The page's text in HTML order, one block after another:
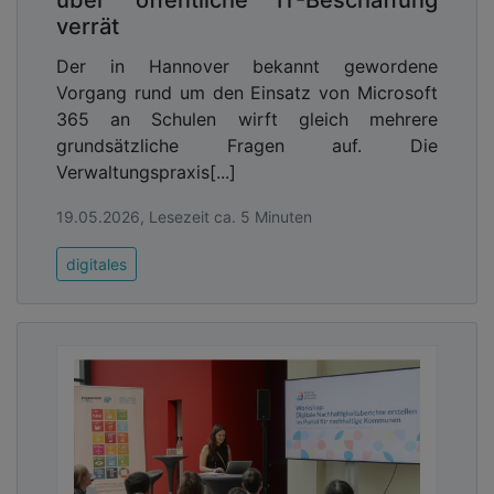
Spitzenreitern im Global Cybersecurity Index. Mit
dem NATO Cyber Defence Centre of Excellence
(CCDCOE) in Tallinn und dem neuen
Sicherheits- und Technologieforschung. In enger
Zusammenarbeit mit Deutschland und anderen EU-
Partnern entstehen hier tragfähige Konzepte für
eine gemeinsame europäische
Sicherheitsarchitektur.
verrät
Der in Hannover bekannt gewordene
Vorgang rund um den Einsatz von Microsoft
365 an Schulen wirft gleich mehrere
grundsätzliche Fragen auf. Die
Verwaltungspraxis[...]
19.05.2026, Lesezeit ca. 5 Minuten
digitales